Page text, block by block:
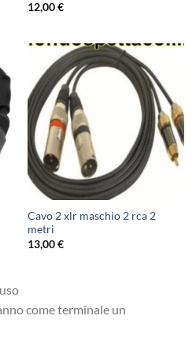
12,00€
Cavo 2 xlr maschio 2 rca 2
metri
13,00€
come terminale un